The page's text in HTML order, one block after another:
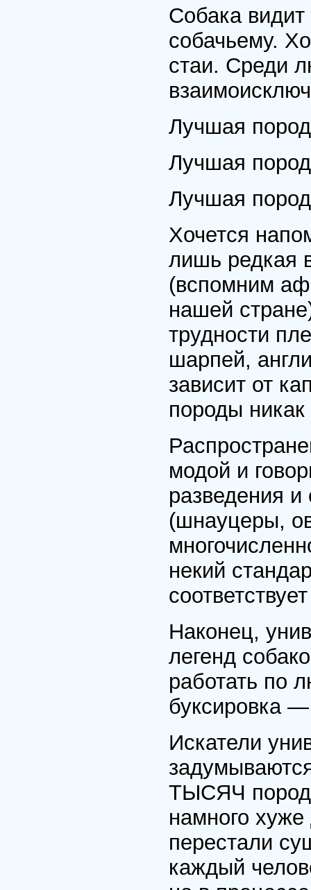
Собака
собачьему.
стаи. Среди
Лучшая
Лучшая
Лучшая
Хочется
лишь редкая
(вспомним
нашей
трудности
шарпей,
зависит от
породы
модой и
разведения
(шнауцеры,
некий
Наконец,
легенд
работать по
буксировка
Искатели
ТЫСЯЧ
намного
перестали
каждый